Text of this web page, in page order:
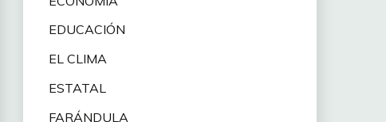
EDUCACIÓN
EL CLIMA
ESTATAL
FARÁNDULA